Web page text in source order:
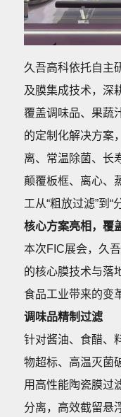
久吾高科依托自主
及膜集成技术，深
覆盖调味品、果蔬
的定制化解决方案
离、常温除菌、长
颠覆板框、离心、
工从“粗放过滤”到“
核心方案亮相，覆
本次FIC展会，久
的核心膜技术与落
食品工业带来的变
调味品精制过滤
针对酱油、食醋、
物超标、高温灭菌
用高性能陶瓷膜过
分离，高效截留悬